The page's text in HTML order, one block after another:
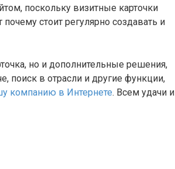
поскольку визитные карточки
стоит регулярно создавать и
но и дополнительные решения,
поиск в отрасли и другие функции,
компанию в Интернете. Всем удачи и